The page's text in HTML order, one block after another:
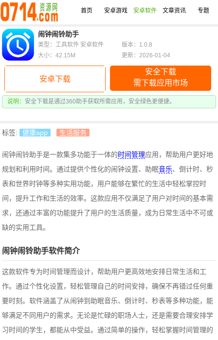
首页 安卓游戏 安卓软件 文章资讯 专题
闹钟闹铃助手
安卓下载
安全下载
需下载应用市场
说明： 安全下载是通过360助手获取所需应用，安全绿色更便捷。
类型：工具软件 安卓软件
版本：1.0.8
大小：42.15M
更新：2026-01-04
标签: 健康app 生活服务
闹钟闹铃助手是一款集多功能于一体的时间管理应用，帮助用户更好地
规划和利用时间。通过提供个性化的闹钟设置、助眠音乐、倒计时、秒
表和世界时钟等多种实用功能，用户能够在繁忙的生活中轻松掌控时
间，提升工作和生活的效率。这款应用不仅满足了用户对时间的基本需
求，还通过丰富的功能提升了用户的生活质量，成为日常生活中不可或
缺的实用工具。
闹钟闹铃助手软件简介
这款软件专为时间管理而设计，帮助用户更高效地安排日常生活和工
作。通过个性化设置，轻松管理自己的时间安排，确保不再错过任何重
要时刻。软件涵盖了从闹钟到助眠音乐、倒计时、秒表等多种功能，能
够满足不同用户的需求。无论是忙碌的职场人士，还是需要合理安排学
习时间的学生，都能从中受益。通过简单的操作，轻松掌握时间管理的